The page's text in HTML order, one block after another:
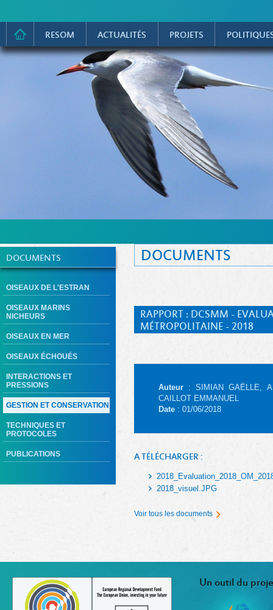
RESOM ACTUALITÉS PROJETS
DOCUMENTS
OISEAUX DE L'ESTRAN
OISEAUX MARINS
NICHEURS
OISEAUX EN MER
OISEAUX ÉCHOUÉS
INTERACTIONS ET
PRESSIONS
GESTION ET CONSERVATION
TECHNIQUES ET
PROTOCOLES
PUBLICATIONS
DOCUMENTS
RAPPORT : DCSMM -
MÉTROPOLITAINE - 2018
Auteur : SIMIAN GAËLLE,
CAILLOT EMMANUEL
Date : 01/06/2018
A TÉLÉCHARGER :
2018_visuel.JPG
Voir tous les documents
Un outil du